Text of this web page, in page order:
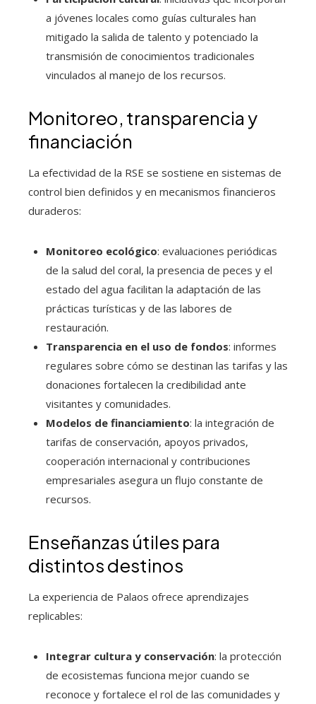
a jóvenes locales como guías culturales han
mitigado la salida de talento y potenciado la
transmisión de conocimientos tradicionales
vinculados al manejo de los recursos.
Monitoreo, transparencia y
financiación
La efectividad de la RSE se sostiene en sistemas de
control bien definidos y en mecanismos financieros
duraderos:
Monitoreo ecológico: evaluaciones periódicas
de la salud del coral, la presencia de peces y el
estado del agua facilitan la adaptación de las
prácticas turísticas y de las labores de
restauración.
Transparencia en el uso de fondos: informes
regulares sobre cómo se destinan las tarifas y las
donaciones fortalecen la credibilidad ante
visitantes y comunidades.
Modelos de financiamiento: la integración de
tarifas de conservación, apoyos privados,
cooperación internacional y contribuciones
empresariales asegura un flujo constante de
recursos.
Enseñanzas útiles para
distintos destinos
La experiencia de Palaos ofrece aprendizajes
replicables:
Integrar cultura y conservación: la protección
de ecosistemas funciona mejor cuando se
reconoce y fortalece el rol de las comunidades y